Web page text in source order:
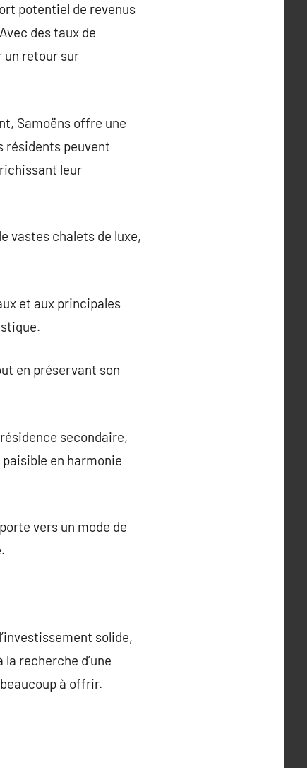
potentiel de revenus
des taux de
un retour sur
Samoëns offre une
résidents peuvent
leur
vastes chalets de luxe,
et aux principales
en préservant son
secondaire,
en harmonie
vers un mode de
solide,
recherche d’une
à offrir.